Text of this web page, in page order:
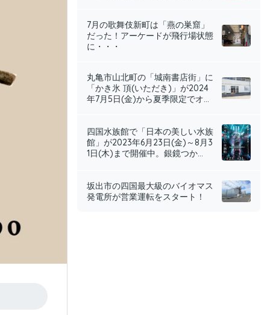
7月の歌舞伎新町は「燕の巣窟」
だった！アーケードが飛行場状態
に・・・
丸亀市山北町の「城南書店街」に
「かき氷 頂(いただき)」が2024
年7月5日(金)から夏季限定でオ...
四国水族館で「日本の美しい水族
館」が2023年6月23日(金)～8月3
1日(木)まで開催中。銀鏡つか...
坂出市の四国最大級のバイオマス
発電所が営業運転をスタート！